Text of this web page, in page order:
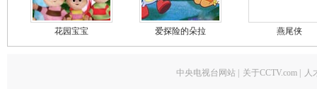
花园宝宝 爱探险的朵拉 燕尾侠
中央电视台网站 关于CCTV.com 人